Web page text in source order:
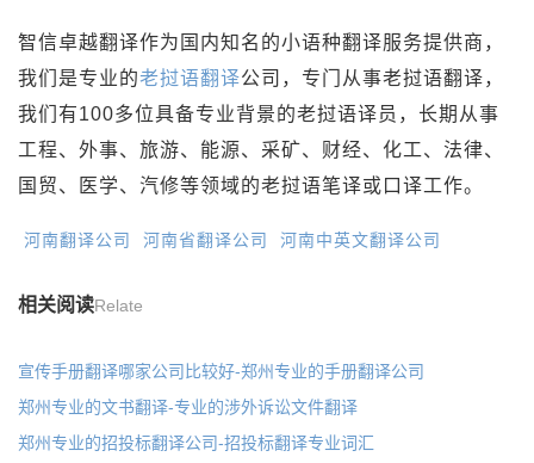
智信卓越翻译作为国内知名的小语种翻译服务提供商，
我们是专业的老挝语翻译公司，专门从事老挝语翻译，
我们有100多位具备专业背景的老挝语译员，长期从事
工程、外事、旅游、能源、采矿、财经、化工、法律、
国贸、医学、汽修等领域的老挝语笔译或口译工作。
河南翻译公司 河南省翻译公司 河南中英文翻译公司
相关阅读Relate
宣传手册翻译哪家公司比较好-郑州专业的手册翻译公司
郑州专业的文书翻译-专业的涉外诉讼文件翻译
郑州专业的招投标翻译公司-招投标翻译专业词汇